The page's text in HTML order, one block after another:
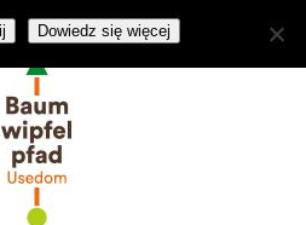
Dowiedz się więcej